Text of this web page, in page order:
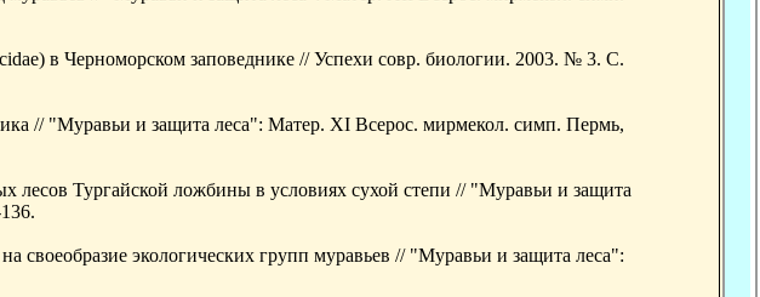
в Черноморском заповеднике // Успехи совр. биологии. 2003. № 3. С.
// "Муравьи и защита леса": Матер. XI Всерос. мирмекол. симп. Пермь,
лесов Тургайской ложбины в условиях сухой степи // "Муравьи и защита
своеобразие экологических групп муравьев // "Муравьи и защита леса":